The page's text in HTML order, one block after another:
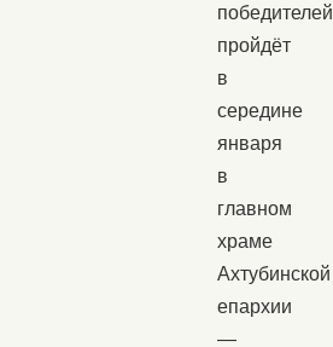
победителей
пройдёт
в
середине
января
в
главном
храме
Ахтубинской
епархии
—